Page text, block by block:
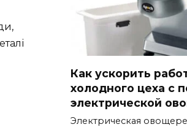
Как ускорить
холодного цеха с
электрической
Электрическая